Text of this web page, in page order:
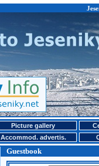
Picture gallery
Accommod. advertis.
Guestbook